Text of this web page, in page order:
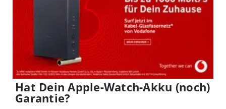
Hat Dein Apple-Watch-Akku (noch)
Garantie?